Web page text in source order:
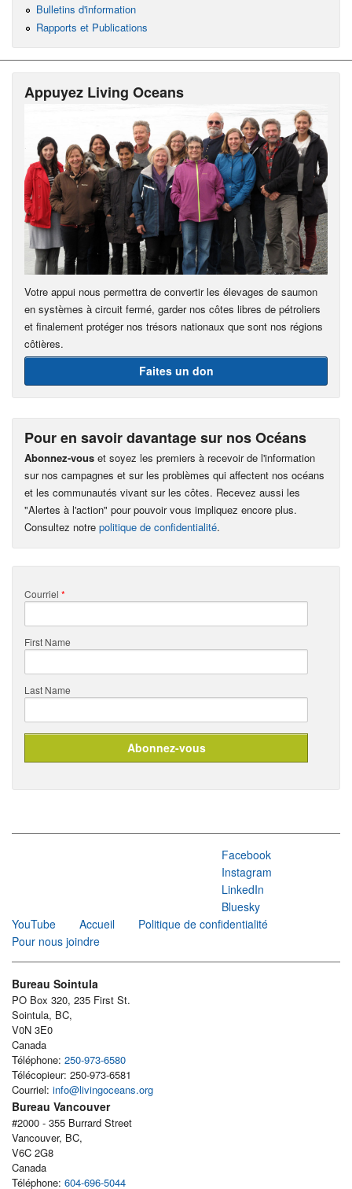
Bulletins d'information
Rapports et Publications
Appuyez Living Oceans
Votre appui nous permettra de convertir les élevages de saumon
en systèmes à circuit fermé, garder nos côtes libres de pétroliers
et finalement protéger nos trésors nationaux que sont nos régions
côtières.
Faites un don
Pour en savoir davantage sur nos Océans
Abonnez-vous et soyez les premiers à recevoir de l'information
sur nos campagnes et sur les problèmes qui affectent nos océans
et les communautés vivant sur les côtes. Recevez aussi les
"Alertes à l'action" pour pouvoir vous impliquez encore plus.
Consultez notre politique de confidentialité.
Courriel *
First Name
Last Name
Facebook
Instagram
LinkedIn
Bluesky
YouTube
Accueil
Politique de confidentialité
Pour nous joindre
Bureau Sointula
PO Box 320, 235 First St.
Sointula, BC,
V0N 3E0
Canada
Téléphone: 250-973-6580
Télécopieur: 250-973-6581
Courriel: info@livingoceans.org
Bureau Vancouver
#2000 - 355 Burrard Street
Vancouver, BC,
V6C 2G8
Canada
Téléphone: 604-696-5044